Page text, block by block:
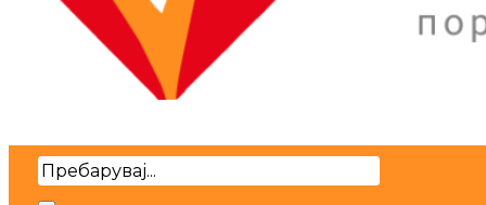
Search